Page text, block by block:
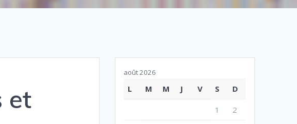
et
août 2026
L M M J V S D
1 2